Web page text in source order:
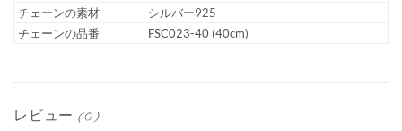
チェーンの素材
シルバー925
チェーンの品番
FSC023-40 (40cm)
レビュー (0)